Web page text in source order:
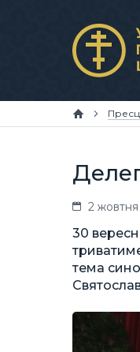
2 жовтня
30
тема